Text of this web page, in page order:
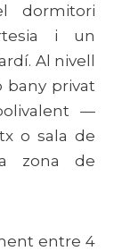
dormitori
i un
Al nivell
bany privat
—
o sala de
zona de
entre 4